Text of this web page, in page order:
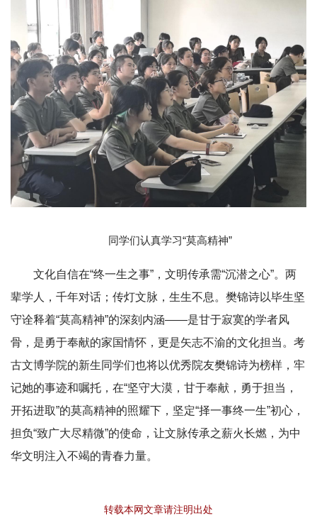
同学们认真学习“莫高精神”
文化自信在“终一生之事”，文明传承需“沉潜之心”。两
辈学人，千年对话；传灯文脉，生生不息。樊锦诗以毕生坚
守诠释着“莫高精神”的深刻内涵——是甘于寂寞的学者风
骨，是勇于奉献的家国情怀，更是矢志不渝的文化担当。考
古文博学院的新生同学们也将以优秀院友樊锦诗为榜样，牢
记她的事迹和嘱托，在“坚守大漠，甘于奉献，勇于担当，
开拓进取”的莫高精神的照耀下，坚定“择一事终一生”初心，
担负“致广大尽精微”的使命，让文脉传承之薪火长燃，为中
华文明注入不竭的青春力量。
转载本网文章请注明出处